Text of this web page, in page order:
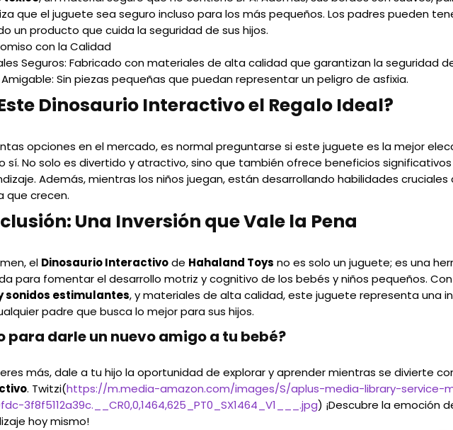
que el juguete sea seguro incluso para los más pequeños. Los padres pueden
un producto que cuida la seguridad de sus hijos.
con la Calidad
Seguros: Fabricado con materiales de alta calidad que garantizan la seguridad
Sin piezas pequeñas que puedan representar un peligro de asfixia.
Dinosaurio Interactivo el Regalo Ideal?
opciones en el mercado, es normal preguntarse si este juguete es la mejor
sí. No solo es divertido y atractivo, sino que también ofrece beneficios
Además, mientras los niños juegan, están desarrollando habilidades cruciales
que crecen.
Una Inversión que Vale la Pena
el Dinosaurio Interactivode Hahaland Toys no es solo un juguete; es una
para fomentar el desarrollo motriz y cognitivo de los bebés y niños pequeños.
sonidos estimulantes, y materiales de alta calidad, este juguete representa una
padre que busca lo mejor para sus hijos.
para darle un nuevo amigo a tu bebé?
más, dale a tu hijo la oportunidad de explorar y aprender mientras se divierte
. Twitzi(https://m.media-amazon.com/images/S/aplus-media-library-service-
3f8f5112a39c.__CR0,0,1464,625_PT0_SX1464_V1___.jpg) ¡Descubre la emoción
hoy mismo!